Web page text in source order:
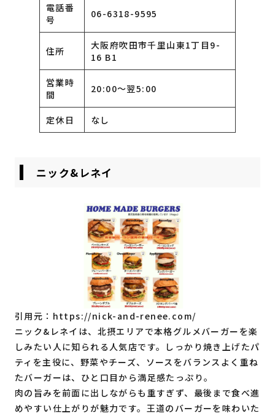
電話番
号
06-6318-9595
住所
大阪府吹田市千里山東1丁目9-
16 B1
営業時
間
20:00〜翌5:00
定休日 なし
ニック&レネイ
引用元： https://nick-and-renee.com/
ニック&レネイは、北摂エリアで本格グルメバーガーを楽
しみたい人に知られる人気店です。しっかり焼き上げたパ
ティを主役に、野菜やチーズ、ソースをバランスよく重ね
たバーガーは、ひと口目から満足感たっぷり。
肉の旨みを前面に出しながらも重すぎず、最後まで食べ進
めやすい仕上がりが魅力です。王道のバーガーを味わいた